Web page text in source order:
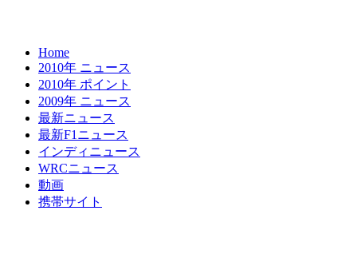
Home
2010年 ニュース
2010年 ポイント
2009年 ニュース
最新ニュース
最新F1ニュース
インディニュース
WRCニュース
動画
携帯サイト